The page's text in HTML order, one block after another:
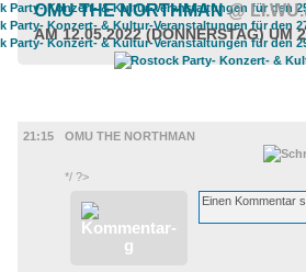
OMU THE NORTHMAN@
AM 12.05.2022 (DONNERSTAG) UM
21:15
OMU THE NORTHMAN
*/ ?>